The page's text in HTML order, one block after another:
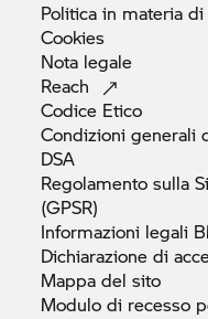
Politica in materia di
Cookies
Nota legale
Reach
Codice Etico
Condizioni generali
DSA
Regolamento sulla
(GPSR)
Informazioni legali
Dichiarazione di
Mappa delsito
Modulo di recesso